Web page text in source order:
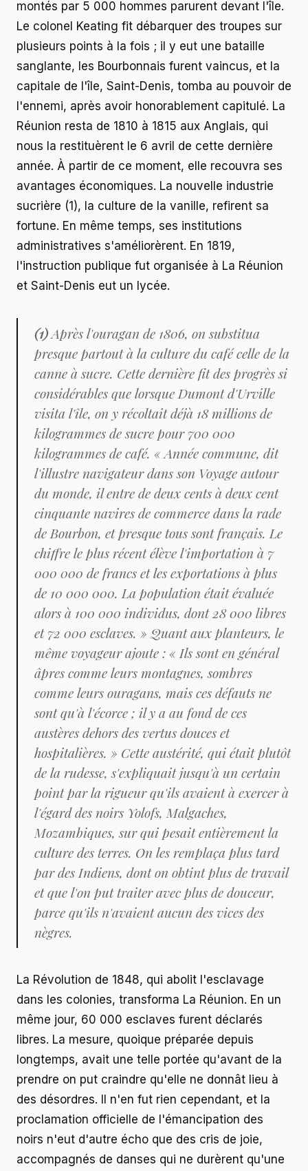
montés par 5 000 hommes parurent devant l'île.
Le colonel Keating fit débarquer des troupes sur
plusieurs points à la fois ; il y eut une bataille
sanglante, les Bourbonnais furent vaincus, et la
capitale de l'île, Saint-Denis, tomba au pouvoir de
l'ennemi, après avoir honorablement capitulé. La
Réunion resta de 1810 à 1815 aux Anglais, qui
nous la restituèrent le 6 avril de cette dernière
année. À partir de ce moment, elle recouvra ses
avantages économiques. La nouvelle industrie
sucrière (1), la culture de la vanille, refirent sa
fortune. En même temps, ses institutions
administratives s'améliorèrent. En 1819,
l'instruction publique fut organisée à La Réunion
et Saint-Denis eut un lycée.
(1)Après l'ouragan de 1806, on substitua
presque partout à la culture du café celle de la
canne à sucre. Cette dernière fit des progrès si
considérables que lorsque Dumont d'Urville
visita l'île, on y récoltait déjà 18 millions de
kilogrammes de sucre pour 700 000
kilogrammes de café. « Année commune, dit
l'illustre navigateur dans son Voyage autour
du monde, il entre de deux cents à deux cent
cinquante navires de commerce dans la rade
de Bourbon, et presque tous sont français. Le
chiffre le plus récent élève l'importation à 7
000 000 de francs et les exportations à plus
de 10 000 000. La population était évaluée
alors à 100 000 individus, dont 28 000 libres
et 72 000 esclaves. » Quant aux planteurs, le
même voyageur ajoute : « Ils sont en général
âpres comme leurs montagnes, sombres
comme leurs ouragans, mais ces défauts ne
sont qu'à l'écorce ; il y a au fond de ces
austères dehors des vertus douces et
hospitalières. » Cette austérité, qui était plutôt
de la rudesse, s'expliquait jusqu'à un certain
point par la rigueur qu'ils avaient à exercer à
l'égard des noirs Yolofs, Malgaches,
Mozambiques, sur qui pesait entièrement la
culture des terres. On les remplaça plus tard
par des Indiens, dont on obtint plus de travail
et que l'on put traiter avec plus de douceur,
parce qu'ils n'avaient aucun des vices des
nègres.
La Révolution de 1848, qui abolit l'esclavage
dans les colonies, transforma La Réunion. En un
même jour, 60 000 esclaves furent déclarés
libres. La mesure, quoique préparée depuis
longtemps, avait une telle portée qu'avant de la
prendre on put craindre qu'elle ne donnât lieu à
des désordres. Il n'en fut rien cependant, et la
proclamation officielle de l'émancipation des
noirs n'eut d'autre écho que des cris de joie,
accompagnés de danses qui ne durèrent qu'une